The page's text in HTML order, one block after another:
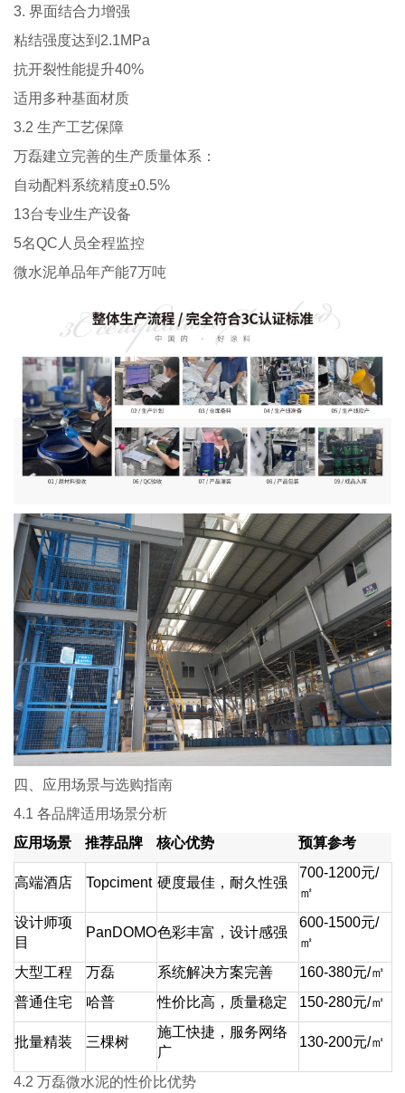
3. 界面结合力增强
粘结强度达到2.1MPa
抗开裂性能提升40%
适用多种基面材质
3.2 生产工艺保障
万磊建立完善的生产质量体系：
自动配料系统精度±0.5%
13台专业生产设备
5名QC人员全程监控
微水泥单品年产能7万吨
四、应用场景与选购指南
4.1 各品牌适用场景分析
应用场景
推荐品牌 核心优势 预算参考
高端酒店 Topciment 硬度最佳，耐久性强
700-1200元/
㎡
设计师项
目
PanDOMO色彩丰富，设计感强
600-1500元/
㎡
大型工程
万磊 系统解决方案完善
160-380元/㎡
普通住宅
哈普 性价比高，质量稳定 150-280元/㎡
批量精装 三棵树
施工快捷，服务网络
广
130-200元/㎡
4.2 万磊微水泥的性价比优势